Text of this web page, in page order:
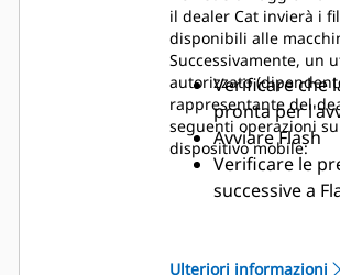
il dealer Cat invierà i
disponibili alle
Successivamente, un
autorizzato
rappresentante del
seguenti operazioni
dispositivo mobile:
Verificare che
pronta per
Avviare Flash
Verificare le
successive a
Ulteriori informazioni